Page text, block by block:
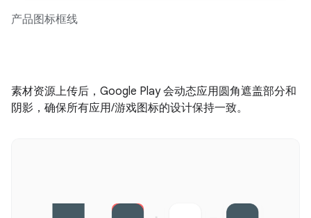
产品图标框线
素材资源上传后，Google Play 会动态应用圆角遮盖部分和
阴影，确保所有应用/游戏图标的设计保持一致。